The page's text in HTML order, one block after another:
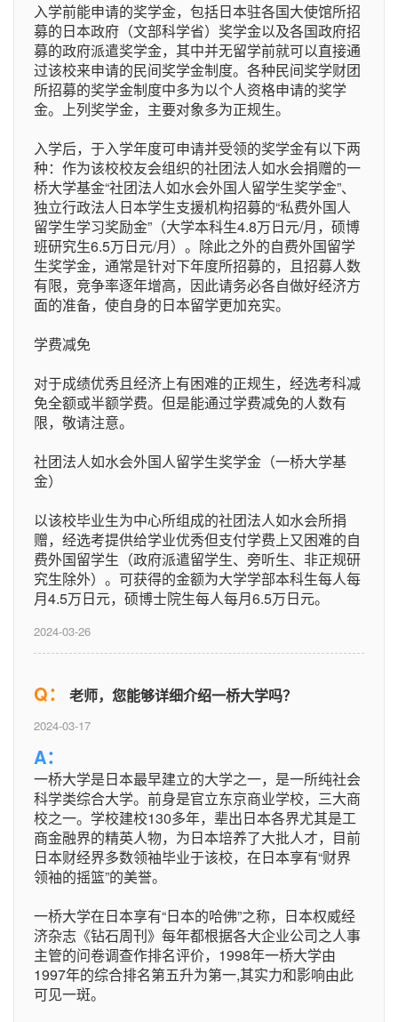
入学前能申请的奖学金，包括日本驻各国大使馆所招
募的日本政府（文部科学省）奖学金以及各国政府招
募的政府派遣奖学金，其中并无留学前就可以直接通
过该校来申请的民间奖学金制度。各种民间奖学财团
所招募的奖学金制度中多为以个人资格申请的奖学
金。上列奖学金，主要对象多为正规生。
入学后，于入学年度可申请并受领的奖学金有以下两
种：作为该校校友会组织的社团法人如水会捐赠的一
桥大学基金“社团法人如水会外国人留学生奖学金”、
独立行政法人日本学生支援机构招募的“私费外国人
留学生学习奖励金”（大学本科生4.8万日元/月，硕博
班研究生6.5万日元/月）。除此之外的自费外国留学
生奖学金，通常是针对下年度所招募的，且招募人数
有限，竞争率逐年增高，因此请务必各自做好经济方
面的准备，使自身的日本留学更加充实。
学费减免
对于成绩优秀且经济上有困难的正规生，经选考科减
免全额或半额学费。但是能通过学费减免的人数有
限，敬请注意。
社团法人如水会外国人留学生奖学金（一桥大学基
金）
以该校毕业生为中心所组成的社团法人如水会所捐
赠，经选考提供给学业优秀但支付学费上又困难的自
费外国留学生（政府派遣留学生、旁听生、非正规研
究生除外）。可获得的金额为大学学部本科生每人每
月4.5万日元，硕博士院生每人每月6.5万日元。
2024-03-26
Q： 老师，您能够详细介绍一桥大学吗？
2024-03-17
A：
一桥大学是日本最早建立的大学之一，是一所纯社会
科学类综合大学。前身是官立东京商业学校，三大商
校之一。学校建校130多年，辈出日本各界尤其是工
商金融界的精英人物，为日本培养了大批人才，目前
日本财经界多数领袖毕业于该校，在日本享有“财界
领袖的摇篮”的美誉。
一桥大学在日本享有“日本的哈佛”之称，日本权威经
济杂志《钻石周刊》每年都根据各大企业公司之人事
主管的问卷调查作排名评价，1998年一桥大学由
1997年的综合排名第五升为第一,其实力和影响由此
可见一斑。